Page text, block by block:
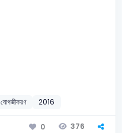
যোগজীকরণ 2016
0 376